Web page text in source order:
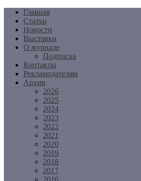
Перейти
содержимому
Главная
Статьи
Новости
Выставки
О журнале
Подписка
Контакты
Рекламодателям
Архив
2026
2025
2024
2023
2022
2021
2020
2019
2018
2017
2016